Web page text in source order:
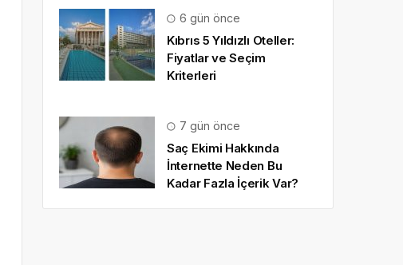
6 gün önce
Kıbrıs 5 Yıldızlı Oteller:
Fiyatlar ve Seçim
Kriterleri
7 gün önce
Saç Ekimi Hakkında
İnternette Neden Bu
Kadar Fazla İçerik Var?